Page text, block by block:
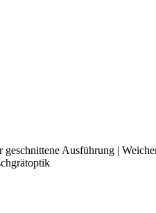
Ausführung |